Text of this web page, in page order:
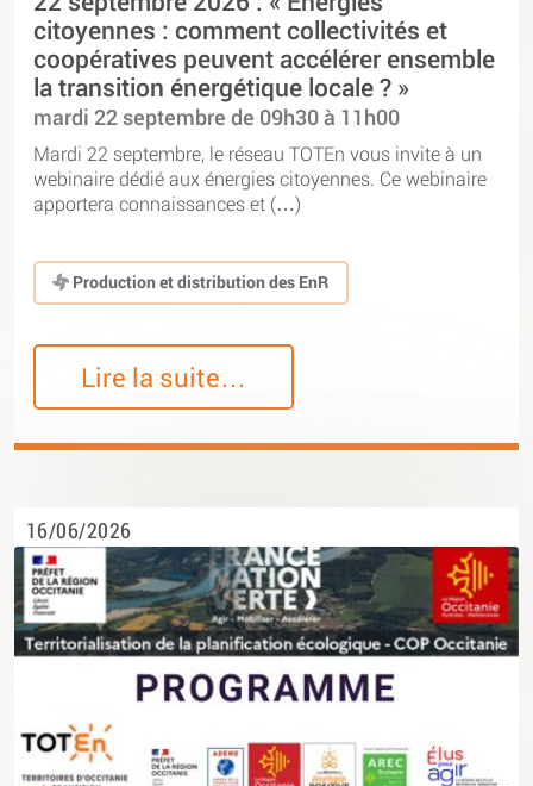
citoyennes : comment collectivités et
coopératives peuvent accélérer ensemble
la transition énergétique locale ? »
mardi 22 septembre de 09h30 à 11h00
Mardi 22 septembre, le réseau TOTEn vous invite à un
webinaire dédié aux énergies citoyennes. Ce webinaire
apportera connaissances et (…)
Production et distribution des EnR
Lire la suite…
16/06/2026